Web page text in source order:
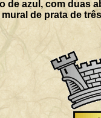
de azul, com duas
de prata de